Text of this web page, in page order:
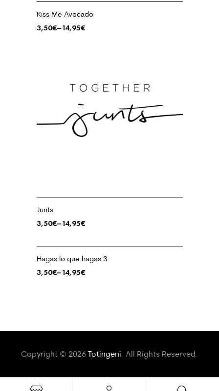
Kiss Me Avocado
3,50€–14,95€
Junts
3,50€–14,95€
Hagas lo que hagas 3
3,50€–14,95€
Copyright © 2026 Totingeni. All Rights Reserved.